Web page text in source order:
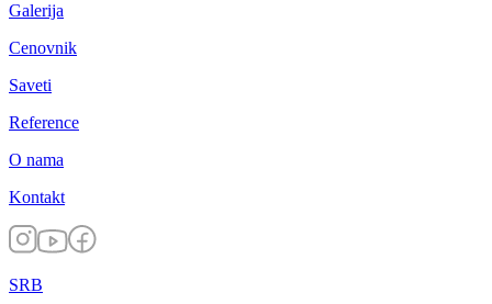
Galerija
Cenovnik
Saveti
Reference
O nama
Kontakt
SRB